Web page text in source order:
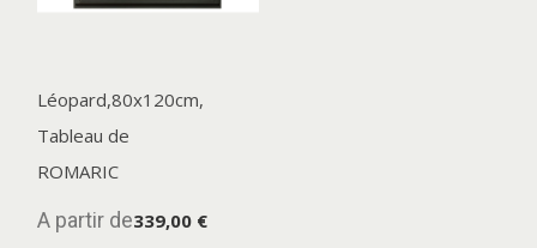
Léopard,80x120cm,
Tableau de
ROMARIC
A partir de339,00 €